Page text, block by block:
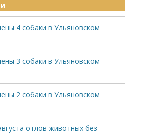
4 собаки в Ульяновском
3 собаки в Ульяновском
2 собаки в Ульяновском
отлов животных без